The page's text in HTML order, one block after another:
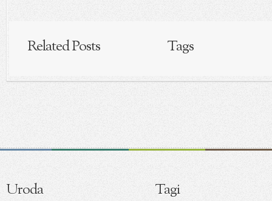
Related Posts Tags
Uroda
Tagi